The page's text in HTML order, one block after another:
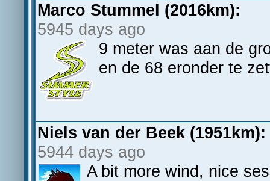
Marco Stummel (2016km):
5945 days ago
9 meter was aan de
en de 68 eronder te
Niels van der Beek (1951km):
5944 days ago
A bit more wind, nice